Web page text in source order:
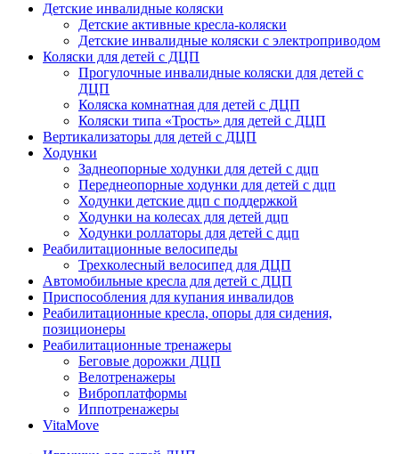
Детские инвалидные коляски
Детские активные кресла-коляски
Детские инвалидные коляски с электроприводом
Коляски для детей с ДЦП
Прогулочные инвалидные коляски для детей с
ДЦП
Коляска комнатная для детей с ДЦП
Коляски типа «Трость» для детей с ДЦП
Вертикализаторы для детей с ДЦП
Ходунки
Заднеопорные ходунки для детей с дцп
Переднеопорные ходунки для детей с дцп
Ходунки детские дцп с поддержкой
Ходунки на колесах для детей дцп
Ходунки роллаторы для детей с дцп
Реабилитационные велосипеды
Трехколесный велосипед для ДЦП
Автомобильные кресла для детей с ДЦП
Приспособления для купания инвалидов
Реабилитационные кресла, опоры для сидения,
позиционеры
Реабилитационные тренажеры
Беговые дорожки ДЦП
Велотренажеры
Виброплатформы
Иппотренажеры
VitaMove